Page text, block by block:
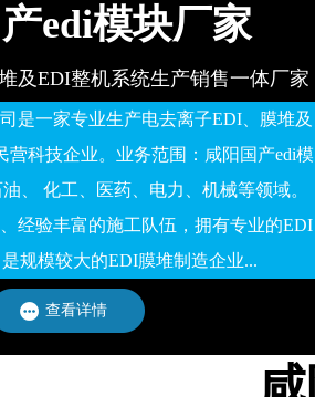
edi模块厂家
及EDI整机系统生产销售一体厂家
是一家专业生产电去离子EDI、膜堆及
营科技企业。业务范围：咸阳国产edi模
、 化工、医药、电力、机械等领域。
经验丰富的施工队伍，拥有专业的EDI
规模较大的EDI膜堆制造企业...
查看详情